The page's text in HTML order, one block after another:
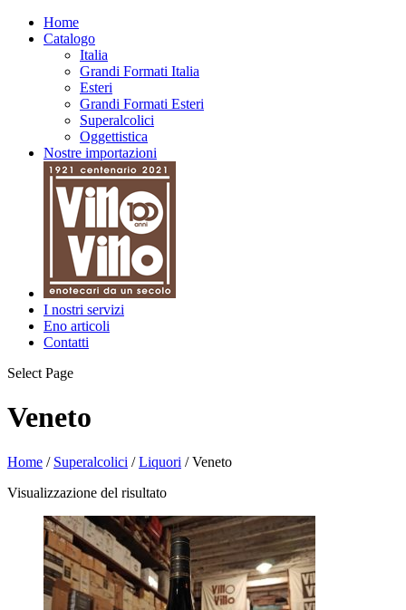
Home
Catalogo
Italia
Grandi Formati Italia
Esteri
Grandi Formati Esteri
Superalcolici
Oggettistica
Nostre importazioni
I nostri servizi
Eno articoli
Contatti
Select Page
Veneto
Home / Superalcolici /Liquori / Veneto
Visualizzazione del risultato